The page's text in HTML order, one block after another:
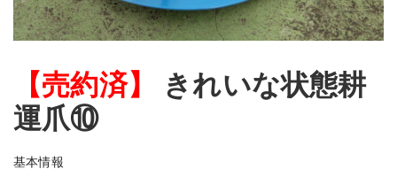
【売約済】
きれいな状態耕
運爪⑩
基本情報